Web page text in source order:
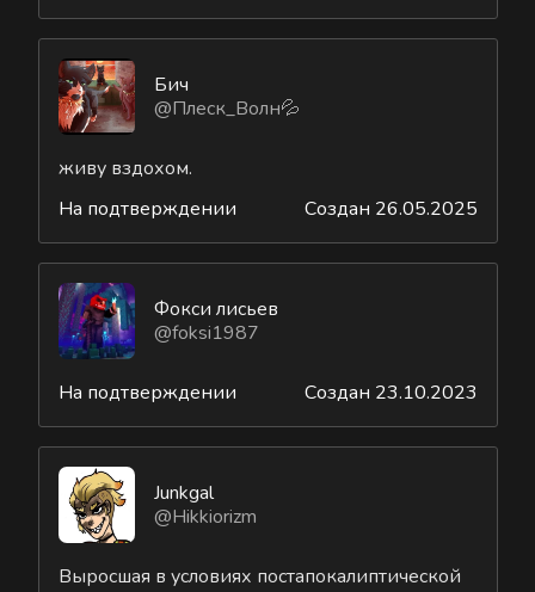
Бич
@Плеск_Волн💦
живу вздохом.
На подтверждении
Создан 26.05.2025
Фокси лисьев
@foksi1987
На подтверждении Создан 23.10.2023
Junkgal
@Hikkiorizm
Выросшая в условиях постапокалиптической